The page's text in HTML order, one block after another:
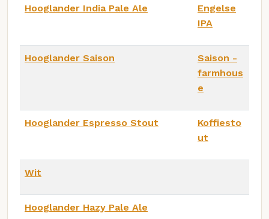
Hooglander India Pale Ale
Engelse
IPA
Hooglander Saison
Saison -
farmhous
e
Hooglander Espresso Stout
Koffiesto
ut
Wit
Hooglander Hazy Pale Ale